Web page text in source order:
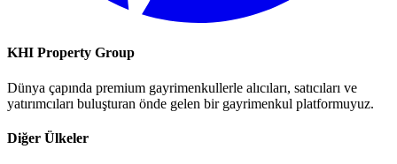
KHI Property Group
Dünya çapında premium gayrimenkullerle alıcıları, satıcıları ve
yatırımcıları buluşturan önde gelen bir gayrimenkul platformuyuz.
Diğer Ülkeler